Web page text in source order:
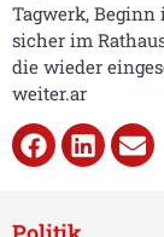
Tagwerk, Beginn
sicher im
die wieder
weiter.ar